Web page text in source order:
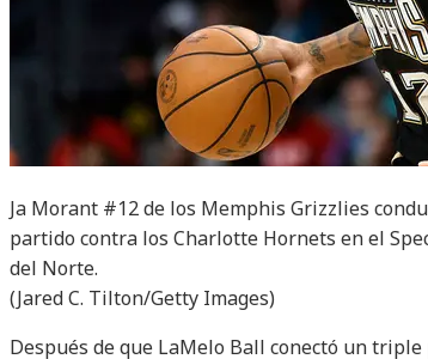
Ja Morant #12 de los Memphis Grizzlies
partido contra los Charlotte Hornets en el
del Norte.
(Jared C. Tilton/Getty Images)
Después de que LaMelo Ball conectó un